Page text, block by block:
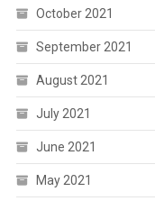
October 2021
September 2021
August 2021
July 2021
June 2021
May 2021